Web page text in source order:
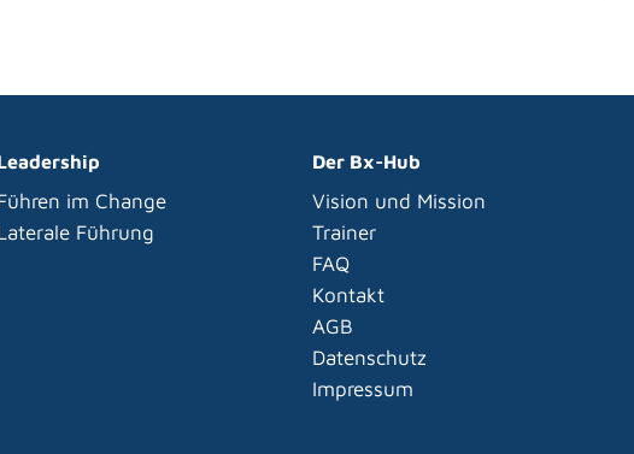
im Change
Führung
Der Bx-Hub
Vision und Mission
Trainer
FAQ
Kontakt
AGB
Datenschutz
Impressum